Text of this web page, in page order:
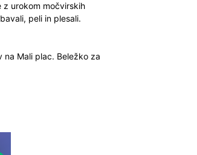
urokom močvirskih
peli in plesali.
Mali plac. Beležko za